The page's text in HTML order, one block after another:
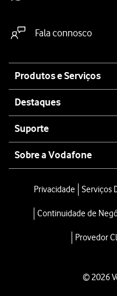
Fala connosco
map
Produtos e Serviços
Destaques
Suporte
Sobre a Vodafone
Privacidade Serviços
Continuidade de
Provedor
© 2026